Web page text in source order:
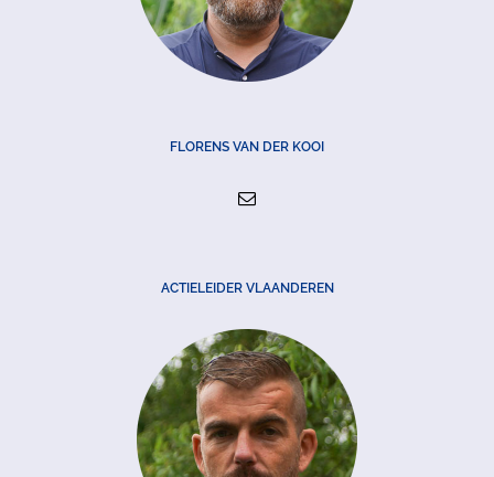
FLORENS VAN DER KOOI
ACTIELEIDER VLAANDEREN